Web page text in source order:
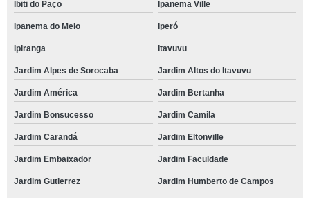
Ibiti do Paço Ipanema Ville
Ipanema do Meio Iperó
Ipiranga Itavuvu
Jardim Alpes de Sorocaba Jardim Altos do Itavuvu
Jardim América Jardim Bertanha
Jardim Bonsucesso Jardim Camila
Jardim Carandá Jardim Eltonville
Jardim Embaixador Jardim Faculdade
Jardim Gutierrez Jardim Humberto de Campos